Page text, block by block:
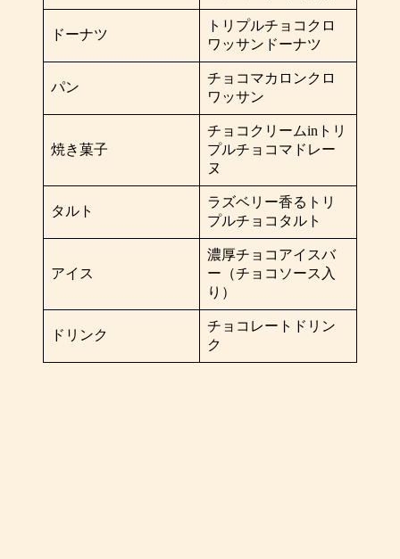
ドーナツ
トリプルチョコクロ
ワッサンドーナツ
パン
チョコマカロンクロ
ワッサン
焼き菓子
チョコクリームinトリ
プルチョコマドレー
ヌ
タルト
ラズベリー香るトリ
プルチョコタルト
アイス
濃厚チョコアイスバ
ー（チョコソース入
り）
ドリンク
チョコレートドリン
ク